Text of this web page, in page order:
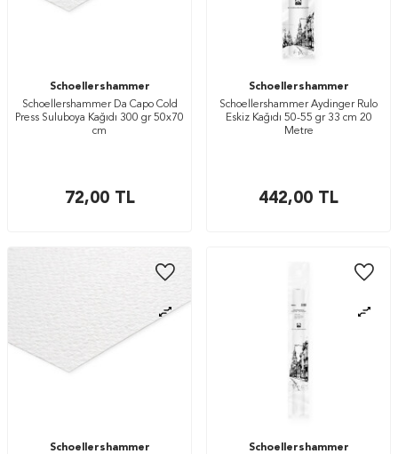
Schoellershammer
Schoellershammer Da Capo Cold
Press Suluboya Kağıdı 300 gr 50x70
cm
72,00TL
Schoellershammer
Schoellershammer Aydinger Rulo
Eskiz Kağıdı 50-55 gr 33 cm 20
Metre
442,00 TL
Schoellershammer
Schoellershammer